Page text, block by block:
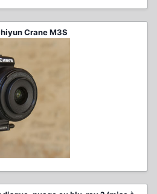
Crane M3S